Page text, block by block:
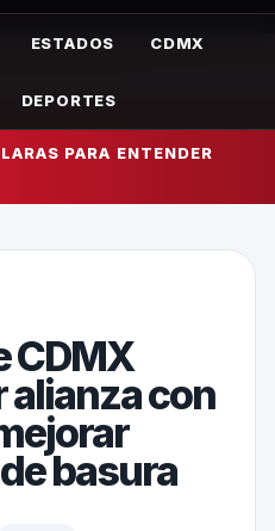
ESTADOS CDMX
DEPORTES
PARA ENTENDER
CDMX
alianza con
basura